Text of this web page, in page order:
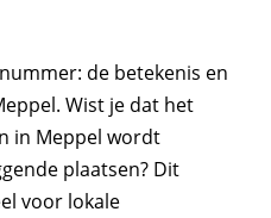
de betekenis en
Wist je dat het
in Meppel wordt
plaatsen? Dit
voor lokale